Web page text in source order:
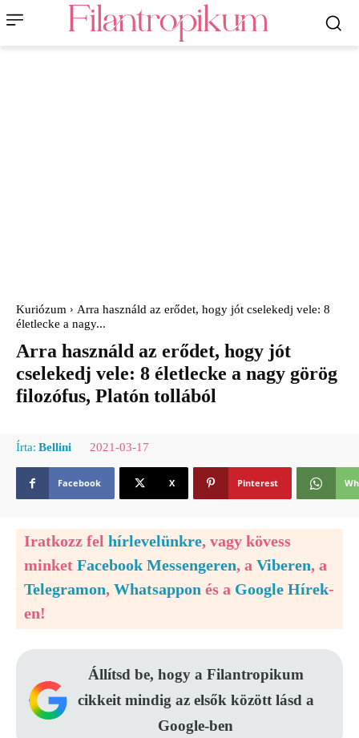
Kuriózum
Arra használd az erődet, hogy jót cselekedj vele: 8
életlecke a nagy...
Arra használd az erődet, hogy jót
cselekedj vele: 8 életlecke a nagy görög
filozófus, Platón tollából
Írta: Bellini 2021-03-17
Facebook X Pinterest
Iratkozz fel hírlevelünkre, vagy kövess
minket Facebook Messengeren, a Viberen, a
Telegramon, Whatsappon és a Google Hírek-
en!
Állítsd be, hogy a Filantropikum
cikkeit mindig az elsők között lásd a
Google-ben